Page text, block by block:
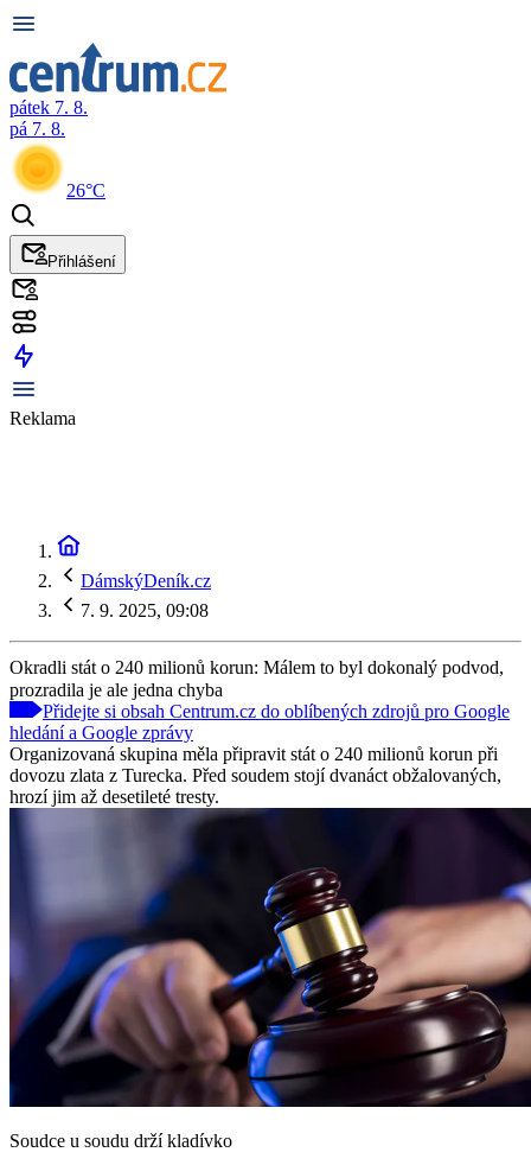
pátek 7. 8.
pá 7. 8.
26°C
Přihlášení
Reklama
DámskýDeník.cz
7. 9. 2025, 09:08
Okradli stát o 240 milionů korun: Málem to byl dokonalý podvod,
prozradila je ale jedna chyba
Přidejte si obsah Centrum.cz do oblíbených zdrojů pro Google
hledání a Google zprávy
Organizovaná skupina měla připravit stát o 240 milionů korun při
dovozu zlata z Turecka. Před soudem stojí dvanáct obžalovaných,
hrozí jim až desetileté tresty.
Soudce u soudu drží kladívko